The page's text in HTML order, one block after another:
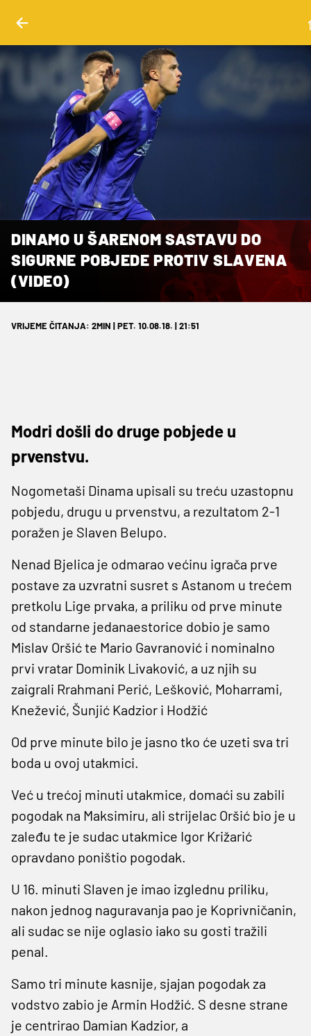
DINAMO U ŠARENOM SASTAVU DO
SIGURNE POBJEDE PROTIV SLAVENA
(VIDEO)
VRIJEME ČITANJA: 2MIN | PET. 10.08.18. | 21:51
Modri došli do druge pobjede u
prvenstvu.
Nogometaši Dinama upisali su treću uzastopnu
pobjedu, drugu u prvenstvu, a rezultatom 2-1
poražen je Slaven Belupo.
Nenad Bjelica je odmarao većinu igrača prve
postave za uzvratni susret s Astanom u trećem
pretkolu Lige prvaka, a priliku od prve minute
od standarne jedanaestorice dobio je samo
Mislav Oršić te Mario Gavranović i nominalno
prvi vratar Dominik Livaković, a uz njih su
zaigrali Rrahmani Perić, Lešković, Moharrami,
Knežević, Šunjić Kadzior i Hodžić
Od prve minute bilo je jasno tko će uzeti sva tri
boda u ovoj utakmici.
Već u trećoj minuti utakmice, domaći su zabili
pogodak na Maksimiru, ali strijelac Oršić bio je u
zaleđu te je sudac utakmice Igor Križarić
opravdano poništio pogodak.
U 16. minuti Slaven je imao izglednu priliku,
nakon jednog naguravanja pao je Koprivničanin,
ali sudac se nije oglasio iako su gosti tražili
penal.
Samo tri minute kasnije, sjajan pogodak za
vodstvo zabio je Armin Hodžić. S desne strane
je centrirao Damian Kadzior, a